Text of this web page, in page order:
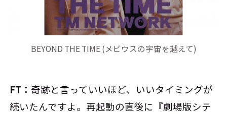
BEYOND THE TIME (メビウスの宇宙を越えて)
FT： 奇跡と言っていいほど、いいタイミングが
続いたんですよ。再起動の直後に『劇場版シテ